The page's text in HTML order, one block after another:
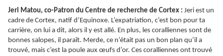
Jeri Matou, co-Patron du Centre de recherche de Cortex : Jeri est un
cadre de Cortex, natif d’Equinoxe. L’expatriation, c’est bon pour ta
carrière, on lui a dit, alors il y est allé. En plus, les coralliennes sont de
bonnes salopes, il paraît. Merde, ce n’était pas un bon plan qu’il a
trouvé, mais c’est la poule aux œufs d’or. Ces coralliennes ont trouvé